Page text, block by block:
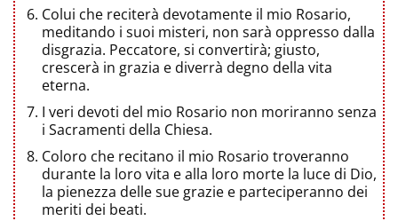
Colui che reciterà devotamente il mio Rosario,
meditando i suoi misteri, non sarà oppresso dalla
disgrazia. Peccatore, si convertirà; giusto,
crescerà in grazia e diverrà degno della vita
eterna.
I veri devoti del mio Rosario non moriranno senza
i Sacramenti della Chiesa.
Coloro che recitano il mio Rosario troveranno
durante la loro vita e alla loro morte la luce di Dio,
la pienezza delle sue grazie e parteciperanno dei
meriti dei beati.